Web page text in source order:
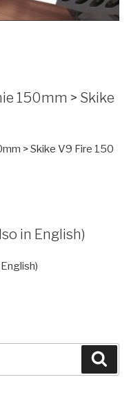
150mm > Skike
in English)